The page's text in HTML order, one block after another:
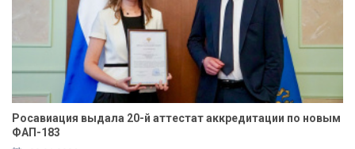
Росавиация выдала 20-й аттестат аккредитации по новым
ФАП-183